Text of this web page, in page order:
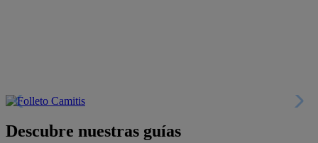
Descubre nuestras guías